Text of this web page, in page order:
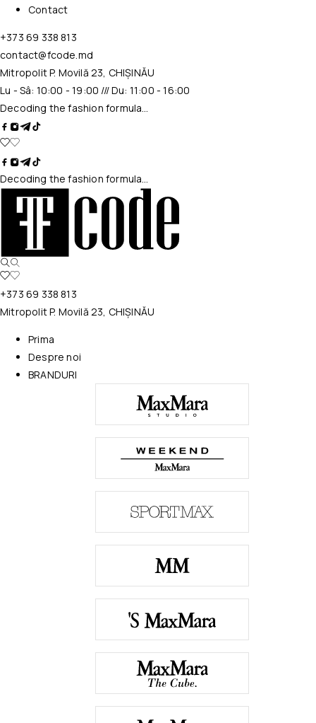
Contact
+373 69 338 813
contact@fcode.md
Mitropolit P. Movilă 23, CHIȘINĂU
Lu - Sâ: 10:00 - 19:00 /// Du: 11:00 - 16:00
Decoding the fashion formula…
Decoding the fashion formula…
+373 69 338 813
Mitropolit P. Movilă 23, CHIȘINĂU
Prima
Despre noi
BRANDURI